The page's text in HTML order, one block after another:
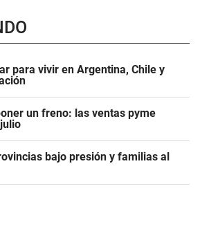
para vivir en Argentina, Chile y
un freno: las ventas pyme
bajo presión y familias al